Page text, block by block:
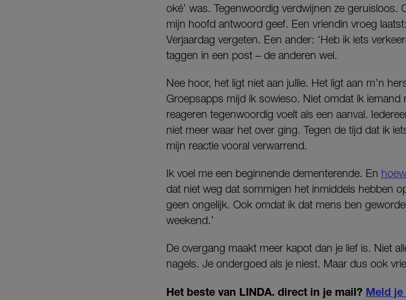
oké’ was. Tegenwoordig verdwijnen ze geruisloos.
mijn hoofd antwoord geef. Een vriendin vroeg
Verjaardag vergeten. Een ander: ‘Heb ik iets
taggen in een post – de anderen wel.
Nee hoor, het ligt niet aan jullie. Het ligt aan m’n
Groepsapps mijd ik sowieso. Niet omdat ik
reageren tegenwoordig voelt als een aanval.
niet meer waar het over ging. Tegen de tijd dat ik
mijn reactie vooral verwarrend.
Ik voel me een beginnende dementerende. En
dat niet weg dat sommigen het inmiddels hebben
geen ongelijk. Ook omdat ik dat mens ben
weekend.’
De overgang maakt meer kapot dan je lief is. Niet
nagels. Je ondergoed als je niest. Maar dus ook
Het beste van LINDA. direct in je mail? Meld